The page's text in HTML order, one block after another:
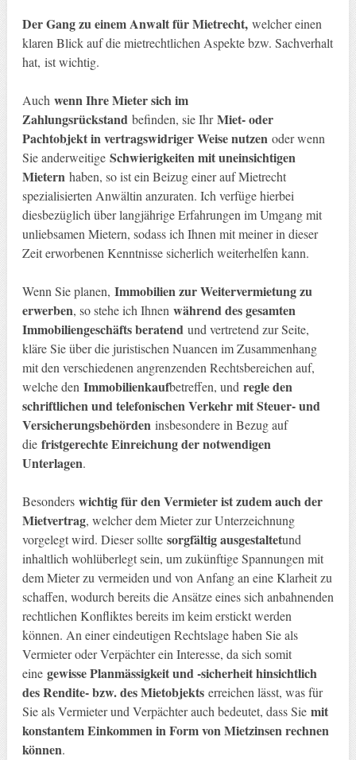
Der Gang zu einem Anwalt für Mietrecht,welcher einen
klaren Blick auf die mietrechtlichen Aspekte bzw. Sachverhalt
hat, ist wichtig.
Auch wenn Ihre Mieter sich im
Zahlungsrückstandbefinden, sie IhrMiet- oder
Pachtobjekt in vertragswidriger Weise nutzenoder wenn
Sie anderweitige Schwierigkeiten mit uneinsichtigen
Mieternhaben, so ist ein Beizug einer auf Mietrecht
spezialisierten Anwältin anzuraten. Ich verfüge hierbei
diesbezüglich über langjährige Erfahrungen im Umgang mit
unliebsamen Mietern, sodass ich Ihnen mit meiner in dieser
Zeit erworbenen Kenntnisse sicherlich weiterhelfen kann.
Wenn Sie planen, Immobilien zur Weitervermietung zu
erwerben, so stehe ich Ihnen während des gesamten
Immobiliengeschäfts beratendund vertretend zur Seite,
kläre Sie über die juristischen Nuancen im Zusammenhang
mit den verschiedenen angrenzenden Rechtsbereichen auf,
welche den Immobilienkaufbetreffen, undregle den
schriftlichen und telefonischen Verkehr mit Steuer- und
Versicherungsbehördeninsbesondere in Bezug auf
die fristgerechte Einreichung der notwendigen
Unterlagen.
Besonders wichtig für den Vermieter ist zudem auch der
Mietvertrag, welcher dem Mieter zur Unterzeichnung
vorgelegt wird. Dieser sollte sorgfältig ausgestaltetund
inhaltlich wohlüberlegt sein, um zukünftige Spannungen mit
dem Mieter zu vermeiden und von Anfang an eine Klarheit zu
schaffen, wodurch bereits die Ansätze eines sich anbahnenden
rechtlichen Konfliktes bereits im keim erstickt werden
können. An einer eindeutigen Rechtslage haben Sie als
Vermieter oder Verpächter ein Interesse, da sich somit
eine gewisse Planmässigkeit und -sicherheit hinsichtlich
des Rendite- bzw. des Mietobjektserreichen lässt, was für
Sie als Vermieter und Verpächter auch bedeutet, dass Sie mit
konstantem Einkommen in Form von Mietzinsen rechnen
können.